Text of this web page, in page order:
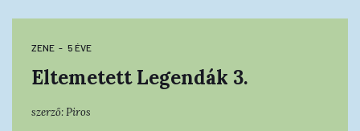
ZENE 5 ÉVE
Eltemetett Legendák 3.
szerző:Piros